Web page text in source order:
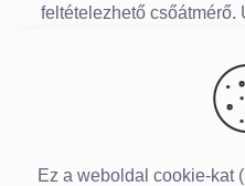
feltételezhető csőátmérő.
kérdéseket. Majd a profi
másképp nem is lehet
dugulást – elvégezzük a
Ez a weboldal cookie-kat